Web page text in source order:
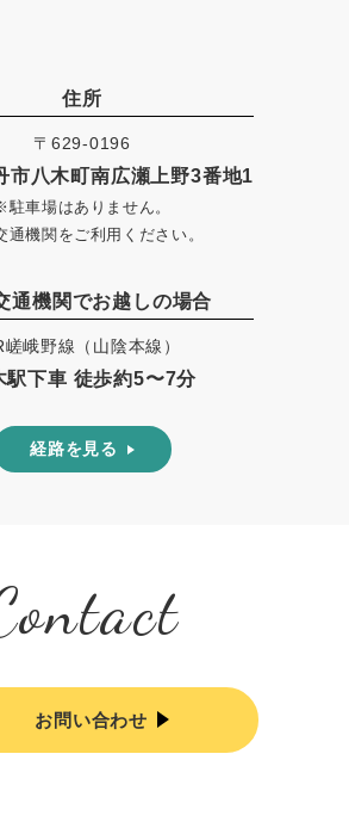
住所
〒629-0196
市八木町南広瀬上野3番地1
駐車場はありません。
通機関をご利用ください。
通機関でお越しの場合
嵯峨野線（山陰本線）
駅下車 徒歩約5〜7分
経路を見る
お問い合わせ